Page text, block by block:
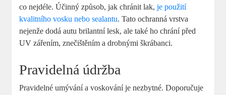
co nejdéle. Účinný způsob, jak chránit lak,je použití
kvalitního vosku nebo sealantu. Tato ochranná vrstva
nejenže dodá autu brilantní lesk, ale také ho chrání před
UV zářením, znečištěním a drobnými škrábanci.
Pravidelná údržba
Pravidelné umývání a voskování je nezbytné. Doporučuje